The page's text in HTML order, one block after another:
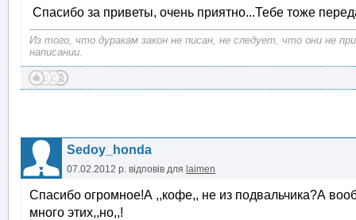
Спасибо за приветы, очень приятно...Тебе тоже
Из того, что дуракам закон не писан, не следует, что они не
написании.
Sedoy_honda
07.02.2012 р. відповів для laimen
Спасибо огромное!А ,,кофе,, не из подвальчика?А
много этих,,но,,!